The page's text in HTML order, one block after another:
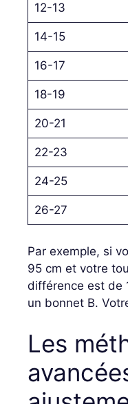
12-13
14-15
16-17
18-19
20-21
22-23
24-25
26-27
Par exemple, si
95 cm et votre
différence est de
un bonnet B.
Les